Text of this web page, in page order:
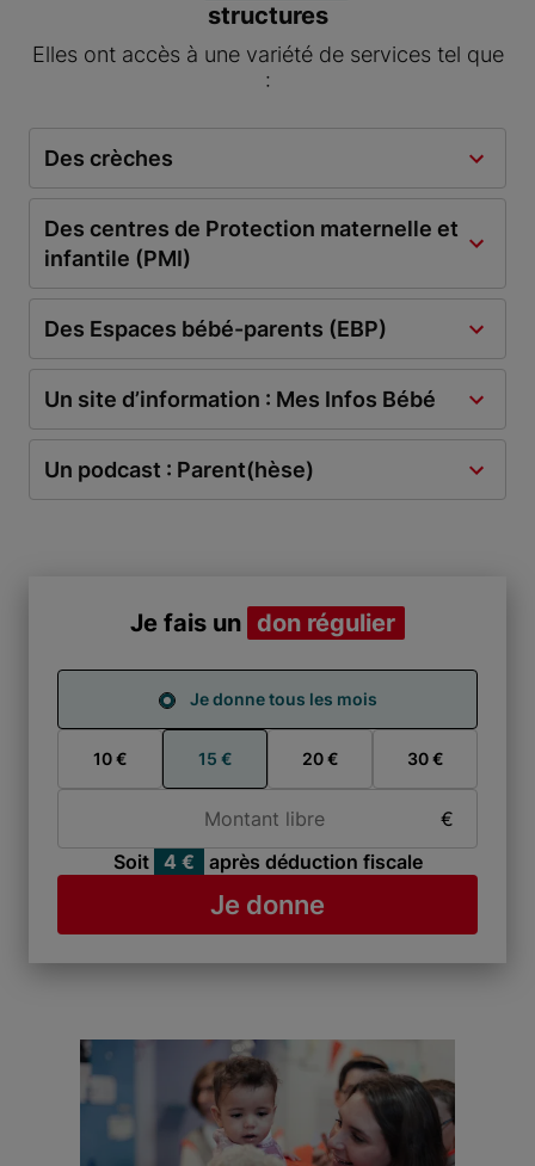
structures
Elles ont accès à une variété de services tel que
:
Des crèches
Des centres de Protection maternelle et
infantile (PMI)
Des Espaces bébé-parents (EBP)
Un site d’information : Mes Infos Bébé
Un podcast : Parent(hèse)
Je fais un don régulier
Je donne tous les mois
10 € 15 € 20 € 30 €
€
Soit 4 € après déduction fiscale
Je donne